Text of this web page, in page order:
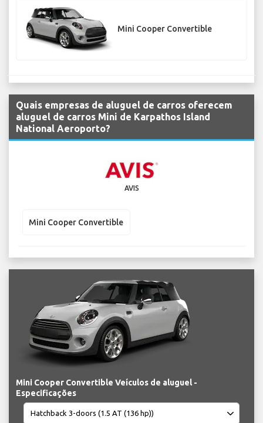
Mini Cooper Convertible
Quais empresas de aluguel de carros oferecem
aluguel de carros Mini de Karpathos Island
National Aeroporto?
AVIS
Mini Cooper Convertible
Mini Cooper Convertible Veículos de aluguel -
Especificações